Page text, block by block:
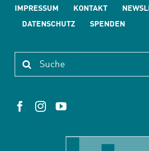
IMPRESSUM KONTAKT
DATENSCHUTZ
SPENDEN
Suche